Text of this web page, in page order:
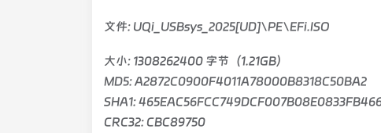
文件: UQi_USBsys_2025[UD]\PE\EFi.ISO
大小: 1308262400 字节（1.21GB）
MD5: A2872C0900F4011A78000B8318C50BA2
SHA1:
CRC32: CBC89750